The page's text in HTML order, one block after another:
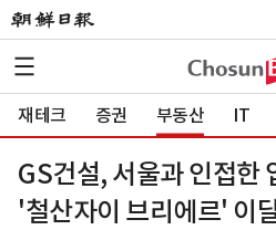
재테크 증권 부동산 IT
GS건설, 서울과 인접한
'철산자이 브리에르' 이